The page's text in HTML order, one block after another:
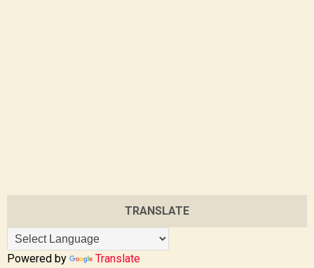
TRANSLATE
Powered by Translate